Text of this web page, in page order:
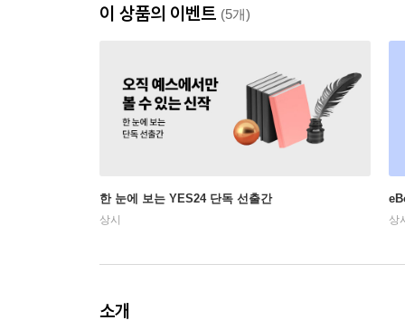
이 상품의 이벤트 (5개)
한 눈에 보는 YES24 단독 선출간
상시 상
소개